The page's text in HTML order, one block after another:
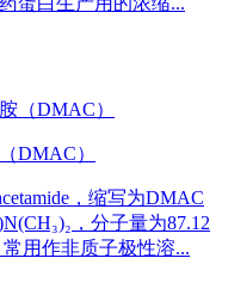
DMAC）
，缩写为DMAC
，分子量为87.12
用作非质子极性溶...